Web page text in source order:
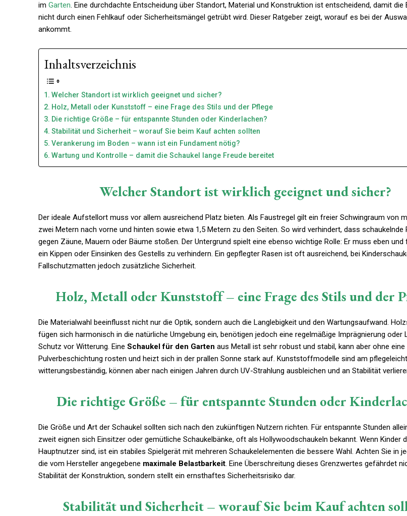
im Garten. Eine durchdachte Entscheidung über Standort, Material und Konstruktion ist entscheidend, damit die
nicht durch einen Fehlkauf oder Sicherheitsmängel getrübt wird. Dieser Ratgeber zeigt, worauf es bei der
ankommt.
Inhaltsverzeichnis
Welcher Standort ist wirklich geeignet und sicher?
Holz, Metall oder Kunststoff – eine Frage des Stils und der Pflege
Die richtige Größe – für entspannte Stunden oder Kinderlachen?
Stabilität und Sicherheit – worauf Sie beim Kauf achten sollten
Verankerung im Boden – wann ist ein Fundament nötig?
Wartung und Kontrolle – damit die Schaukel lange Freude bereitet
Welcher Standort ist wirklich geeignet und sicher?
Der ideale Aufstellort muss vor allem ausreichend Platz bieten. Als Faustregel gilt ein freier Schwingraum von
zwei Metern nach vorne und hinten sowie etwa 1,5 Metern zu den Seiten. So wird verhindert, dass schaukelnde
gegen Zäune, Mauern oder Bäume stoßen. Der Untergrund spielt eine ebenso wichtige Rolle: Er muss eben und
ein Kippen oder Einsinken des Gestells zu verhindern. Ein gepflegter Rasen ist oft ausreichend, bei
Fallschutzmatten jedoch zusätzliche Sicherheit.
Holz, Metall oder Kunststoff – eine Frage des Stils und der
Die Materialwahl beeinflusst nicht nur die Optik, sondern auch die Langlebigkeit und den Wartungsaufwand.
fügen sich harmonisch in die natürliche Umgebung ein, benötigen jedoch eine regelmäßige Imprägnierung oder
Schutz vor Witterung. Eine Schaukel für den Garten aus Metall ist sehr robust und stabil, kann aber ohne
Pulverbeschichtung rosten und heizt sich in der prallen Sonne stark auf. Kunststoffmodelle sind am
witterungsbeständig, können aber nach einigen Jahren durch UV-Strahlung ausbleichen und an Stabilität
Die richtige Größe – für entspannte Stunden oder
Die Größe und Art der Schaukel sollten sich nach den zukünftigen Nutzern richten. Für entspannte Stunden
zweit eignen sich Einsitzer oder gemütliche Schaukelbänke, oft als Hollywoodschaukeln bekannt. Wenn Kinder
Hauptnutzer sind, ist ein stabiles Spielgerät mit mehreren Schaukelelementen die bessere Wahl. Achten Sie in
die vom Hersteller angegebene maximale Belastbarkeit. Eine Überschreitung dieses Grenzwertes gefährdet
Stabilität der Konstruktion, sondern stellt ein ernsthaftes Sicherheitsrisiko dar.
Stabilität und Sicherheit – worauf Sie beim Kauf achten